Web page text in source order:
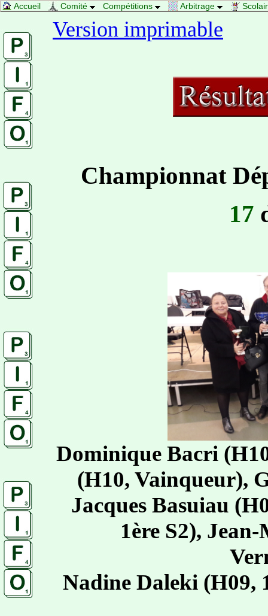
Accueil Comité Compétitions Arbitrage
Version imprimable
Championnat
17
Dominique Bacri
(H10, Vainqueur),
Jacques Basuiau
1ère S2),
Nadine Daleki (H09,